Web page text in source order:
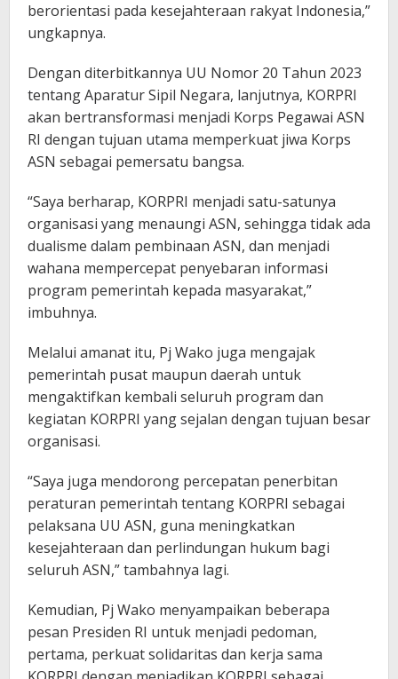
berorientasi pada kesejahteraan rakyat Indonesia,”
ungkapnya.
Dengan diterbitkannya UU Nomor 20 Tahun 2023
tentang Aparatur Sipil Negara, lanjutnya, KORPRI
akan bertransformasi menjadi Korps Pegawai ASN
RI dengan tujuan utama memperkuat jiwa Korps
ASN sebagai pemersatu bangsa.
“Saya berharap, KORPRI menjadi satu-satunya
organisasi yang menaungi ASN, sehingga tidak ada
dualisme dalam pembinaan ASN, dan menjadi
wahana mempercepat penyebaran informasi
program pemerintah kepada masyarakat,”
imbuhnya.
Melalui amanat itu, Pj Wako juga mengajak
pemerintah pusat maupun daerah untuk
mengaktifkan kembali seluruh program dan
kegiatan KORPRI yang sejalan dengan tujuan besar
organisasi.
“Saya juga mendorong percepatan penerbitan
peraturan pemerintah tentang KORPRI sebagai
pelaksana UU ASN, guna meningkatkan
kesejahteraan dan perlindungan hukum bagi
seluruh ASN,” tambahnya lagi.
Kemudian, Pj Wako menyampaikan beberapa
pesan Presiden RI untuk menjadi pedoman,
pertama, perkuat solidaritas dan kerja sama